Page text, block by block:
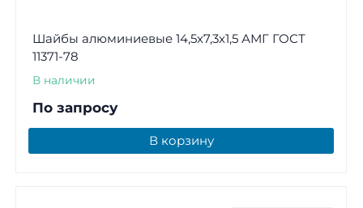
Шайбы алюминиевые 14,5х7,3х1,5 АМГ ГОСТ
11371-78
В наличии
По запросу
В корзину